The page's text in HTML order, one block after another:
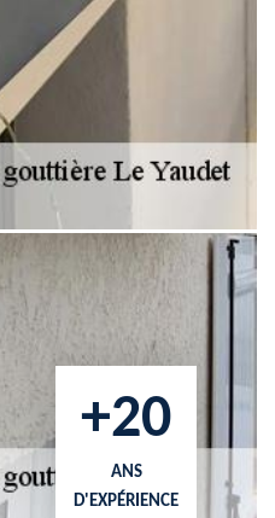
+20
ANS
D'EXPÉRIENCE